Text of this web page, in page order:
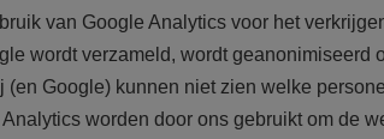
van Google Analytics voor het
wordt verzameld, wordt geanonimiseerd
(en Google) kunnen niet zien welke
worden door ons gebruikt om de